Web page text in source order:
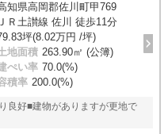
知県高岡郡佐川町甲769
ＪＲ土讃線 佐川 徒歩11分
坪(8.02万円 /坪)
地面積 263.90㎡ (公簿)
ぺい率 70.0(%)
積率 200.0(%)
良好■建物がありますが更地で